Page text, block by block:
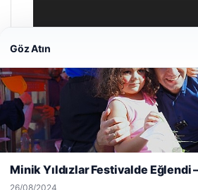
Enes Kaplan Avukatlık Bürosu
28/04/2026
Web sitemizi nasıl kullandığınızı daha
deneyiminizi kişiselleştirmek ve
Göz Atın
Minik Yıldızlar Festivalde Eğlendi
26/08/2024